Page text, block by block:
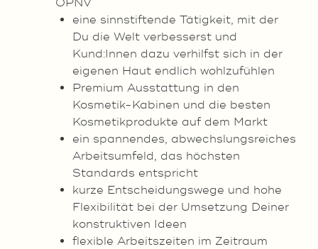
ÖPNV
eine sinnstiftende Tätigkeit, mit der
Du die Welt verbesserst und
Kund:Innen dazu verhilfst sich in der
eigenen Haut endlich wohlzufühlen
Premium Ausstattung in den
Kosmetik-Kabinen und die besten
Kosmetikprodukte auf dem Markt
ein spannendes, abwechslungsreiches
Arbeitsumfeld, das höchsten
Standards entspricht
kurze Entscheidungswege und hohe
Flexibilität bei der Umsetzung Deiner
konstruktiven Ideen
flexible Arbeitszeiten im Zeitraum